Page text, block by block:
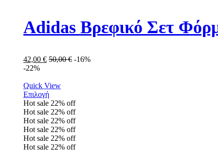
Adidas Βρεφικό Σετ
42,00 € 50,00€ -16%
-22%
Quick View
Επιλογή
Hot sale 22% off
Hot sale 22% off
Hot sale 22% off
Hot sale 22% off
Hot sale 22% off
Hot sale 22% off